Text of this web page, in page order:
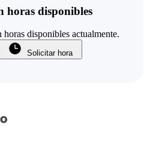
horas disponibles
horas disponibles actualmente.
Solicitar hora